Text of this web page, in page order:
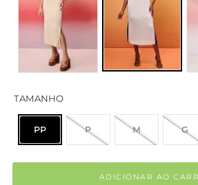
TAMANHO
PP P M G
ADICIONAR AO